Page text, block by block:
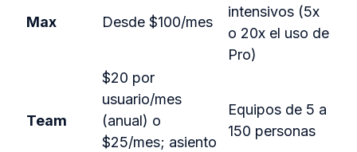
Max Desde $100/mes
intensivos (5x
o 20x el uso de
Pro)
Team
$20 por
usuario/mes
(anual) o
$25/mes; asiento
Equipos de 5 a
150 personas